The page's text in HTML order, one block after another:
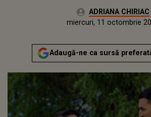
Autor:ADRIANA CHIRIAC
marți, 11 octombrie 2022
Actualizat:
miercuri, 11 octombrie
Adaugă-ne ca sursă